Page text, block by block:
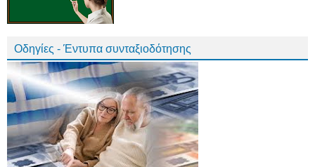
Οδηγίες - Έντυπα συνταξιοδότησης